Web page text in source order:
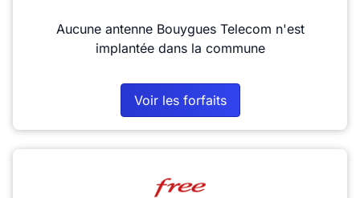
Aucune antenne Bouygues Telecom n'est
implantée dans la commune
Voir les forfaits